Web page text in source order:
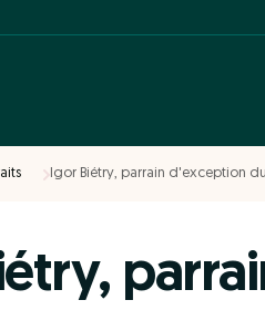
Igor Biétry, parrain d'exception